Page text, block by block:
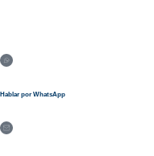
Hablar por WhatsApp